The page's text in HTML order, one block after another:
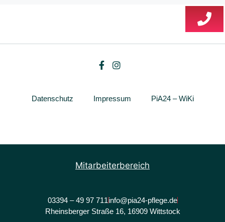
Datenschutz Impressum PiA24 – WiKi
03394 – 49 97 711info@pia24-pflege.de
Rheinsberger Straße 16, 16909 Wittstock
Mitarbeiterbereich